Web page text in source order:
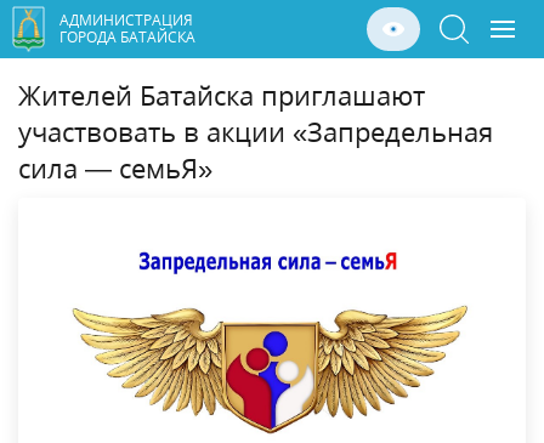
АДМИНИСТРАЦИЯ
ГОРОДА БАТАЙСКА
Жителей Батайска приглашают
участвовать в акции «Запредельная
сила — семьЯ»